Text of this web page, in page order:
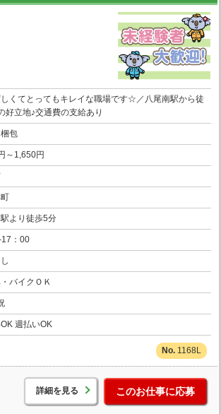
くてとってもキレイな職場です☆／八尾南駅から徒
好立地♪交通費の支給あり
包
～1,650円
より徒歩5分
：00
バイクＯＫ
週払いOK
1168L
詳細を見る このお仕事に応募